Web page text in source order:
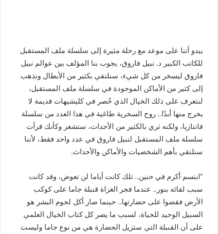
يبدو أننا على موعد مع رحلة مثيرة إلى سلسلة ملف المستقبل
للكاتب الكبير د. نبيل فاروق، يجوب بنا المؤلف بين عوالم نبيل
فاروق ليسخر من كل شيء، سنلتقي بكثير من الأبطال ونذهب
إلى كثير من الأماكن الموجودة في سلسلة ملف المستقبل،
لنتعرف على ذلك الخيال الذي حُصر في كليشيهات قديمة لا
يخرج منها أبدًا.. روح السخرية طاغية في هذا العدد من سلسلة
فانتازيا، ولكنه ثري بالكثير من الأحداث، ستشعر وكأنك قرأت
سلسلة ملف المستقبل لنبيل فاروق في عدد واحد فقط، لأننا
سنلتقي بأهم الشخصيات والأماكن والأحداث.
“ابتسم أكرم في حنين.. تلك كانت أياما لن تعوض، وقد كانت
سبب لقائه بنور.. عندما فجر الغزاة قنبلة جاما على كوكب
الأرض فقضوا على حضارتها.. حينما صار أكل لحوم البشر هو
السبيل الوحيد للحياة، لسبب ما يصر كل كتاب الخيال العلمي
على أن القنبلة التي ستزيل الحضارة هي من نوع جاما وليست